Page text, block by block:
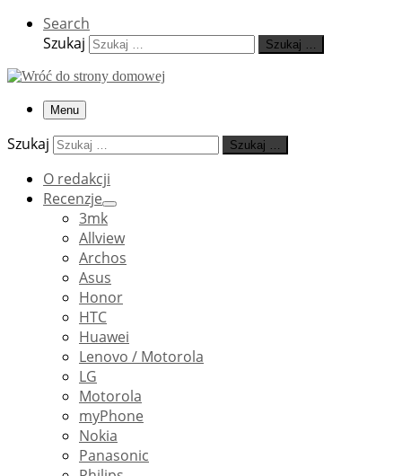
Search
Szukaj
Szukaj …
Menu
Szukaj Szukaj …
O redakcji
Recenzje
3mk
Allview
Archos
Asus
Honor
HTC
Huawei
Lenovo / Motorola
LG
Motorola
myPhone
Nokia
Panasonic